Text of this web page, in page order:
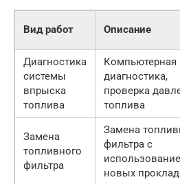
Вид работ Описание
Диагностика
системы
впрыска
топлива
Компьютерная
диагностика,
проверка
топлива
Замена
топливного
фильтра
Замена
фильтра с
новых